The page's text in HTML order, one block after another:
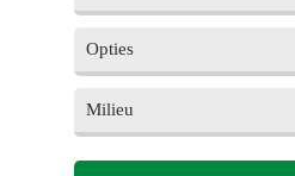
Aantal versnellingen
Vermogen
Opties
Exterieur
Milieu